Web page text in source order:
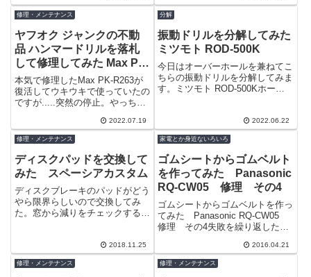
に「Ｅ０」とエ...
や手遅れと...
修理・メンテナンス
ヤフオク ジャンクの不動
品 ハンマードリルを落札
して修理してみた Max PK-
R263 その６ 本気で修
理したがまたぶっ壊れまし
た（TT)
本気で修理したMax PK-R263が
復活してウキウキで使っていたの
ですが.....突然の停止。やっちま
だったようです。見事に端子...
2022.07.19
分解
振動ドリルを分解してみた
ミツモト ROD-500K
今日はオーバーホールを兼ねてこ
ちらの振動ドリルを分解してみま
す。ミツモト ROD-500Kホーム
2022.06.22
修理・メンテナンス
ディスクパッドを交換して
みた スペーシアカスタム
ディスクブレーキのパッドがどう
やら限界らしいので交換してみ
た。窓から減りをチェックするが
2018.11.25
家電とか身近ないろいろ
ゴムシートからゴムベルト
を作ってみた Panasonic
RQ-CW05 修理 その4
ゴムシートからゴムベルトを作っ
てみた Panasonic RQ-CW05
修理 その4失敗を繰り返したが
た。0.5mmのゴムシートで...
2016.04.21
修理・メンテナンス 修理・メンテナンス